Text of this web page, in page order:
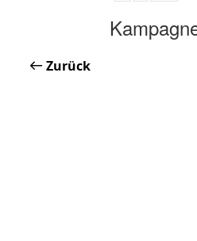
Zurück